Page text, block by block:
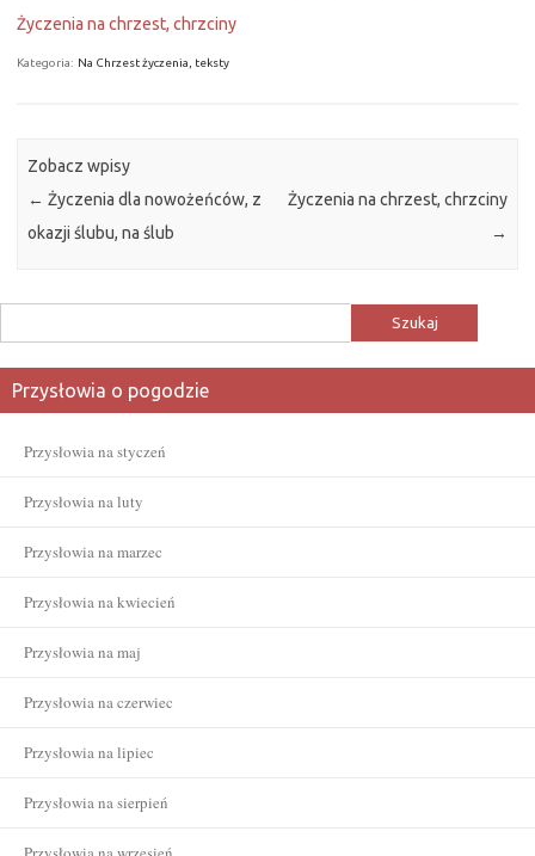
Życzenia na chrzest, chrzciny
Kategoria: Na Chrzest życzenia, teksty
Zobacz wpisy
← Życzenia dla nowożeńców, z
okazji ślubu, na ślub
Życzenia na chrzest, chrzciny
→
Przysłowia o pogodzie
Przysłowia na styczeń
Przysłowia na luty
Przysłowia na marzec
Przysłowia na kwiecień
Przysłowia na maj
Przysłowia na czerwiec
Przysłowia na lipiec
Przysłowia na sierpień